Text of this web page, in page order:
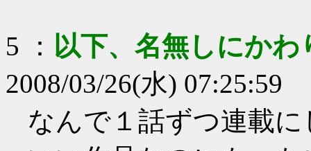
5 ： 以下、名無しにか
2008/03/26(水) 07:25:59
なんで１話ずつ連載